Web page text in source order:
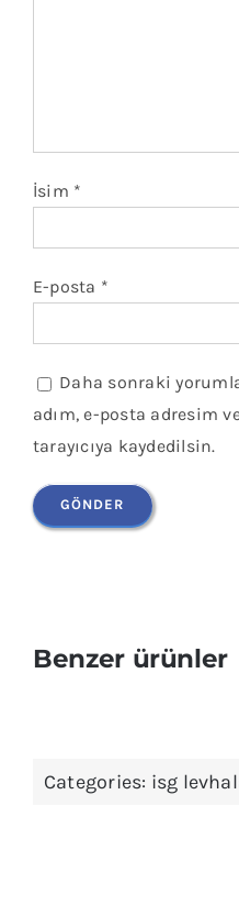
İsim *
E-posta *
Daha sonraki
adım, e-posta adresim
tarayıcıya kaydedilsin.
Benzer ürünler
Categories: isg